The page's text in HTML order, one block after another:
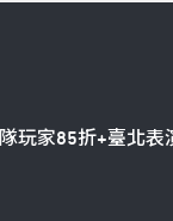
玩家85折+臺北